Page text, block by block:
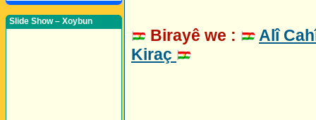
Slide Show – Xoybun
Birayê we :
Alî
Kiraç